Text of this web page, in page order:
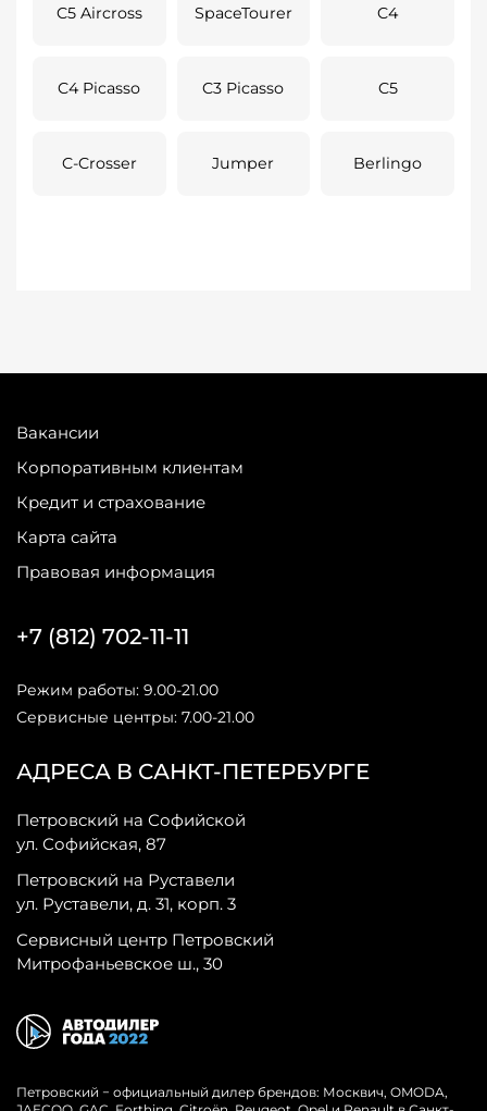
C5 Aircross SpaceTourer C4
C4 Picasso C3 Picasso C5
C-Crosser Jumper Berlingo
Вакансии
Корпоративным клиентам
Кредит и страхование
Карта сайта
Правовая информация
АДРЕСА В САНКТ-ПЕТЕРБУРГЕ
Петровский на Софийской
ул. Софийская, 87
Петровский на Руставели
ул. Руставели, д. 31, корп. 3
Сервисный центр Петровский
Митрофаньевское ш., 30
+7 (812) 702-11-11
Режим работы: 9.00-21.00
Сервисные центры: 7.00-21.00
Петровский − официальный дилер брендов: Москвич, OMODA,